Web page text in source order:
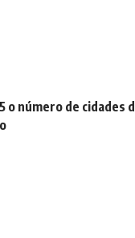
o número de cidades